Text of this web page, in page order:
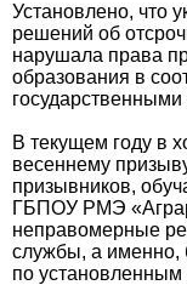
Установлено, что
решений об
нарушала права
образования в
В текущем году в
весеннему
призывников,
ГБПОУ РМЭ
неправомерные
службы, а именно,
по